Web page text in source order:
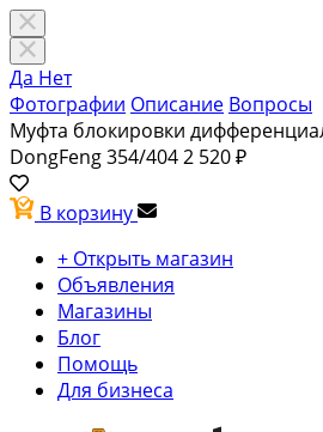
Да Нет
Фотографии Описание Вопросы
Муфта блокировки
DongFeng 354/4042 520 ₽
В корзину
+ Открыть магазин
Объявления
Магазины
Блог
Помощь
Для бизнеса